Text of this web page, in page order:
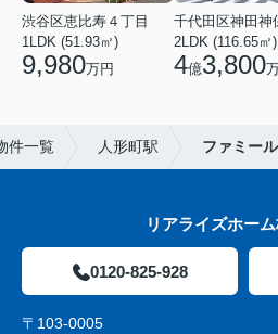
渋谷区恵比寿４丁目
1LDK (51.93㎡)
9,980万円
2LDK (116.65㎡)
4億3,800
件一覧 人形町駅 ファミー
リアライズホー
0120-825-928
〒103-0005